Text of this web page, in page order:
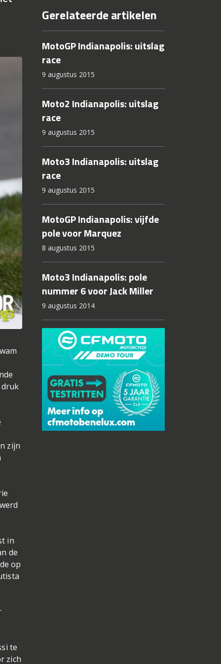
zijn
in
de
op
te
zich
Gerelateerde artikelen
MotoGP Indianapolis: uitslag
race
9 augustus 2015
Moto2 Indianapolis: uitslag
race
9 augustus 2015
Moto3 Indianapolis: uitslag
race
9 augustus 2015
MotoGP Indianapolis: vijfde
pole voor Marquez
8 augustus 2015
Moto3 Indianapolis: pole
nummer 6 voor Jack Miller
9 augustus 2014